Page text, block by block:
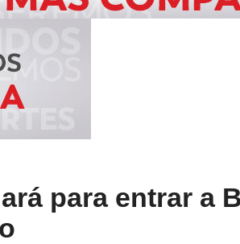
para entrar a